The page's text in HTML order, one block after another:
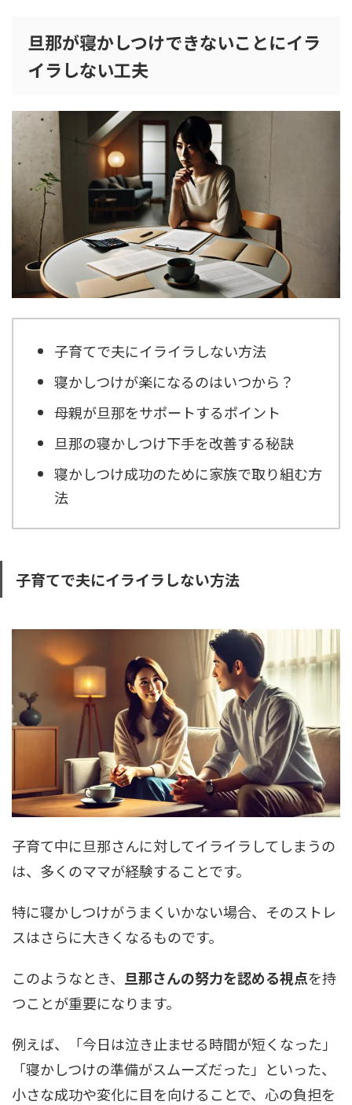
旦那が寝かしつけできないことにイラ
イラしない工夫
子育てで夫にイライラしない方法
寝かしつけが楽になるのはいつから？
母親が旦那をサポートするポイント
旦那の寝かしつけ下手を改善する秘訣
寝かしつけ成功のために家族で取り組む方
法
子育てで夫にイライラしない方法
子育て中に旦那さんに対してイライラしてしまうの
は、多くのママが経験することです。
特に寝かしつけがうまくいかない場合、そのストレ
スはさらに大きくなるものです。
このようなとき、 旦那さんの努力を認める視点を持
つことが重要になります。
例えば、「今日は泣き止ませる時間が短くなった」
「寝かしつけの準備がスムーズだった」といった、
小さな成功や変化に目を向けることで、心の負担を